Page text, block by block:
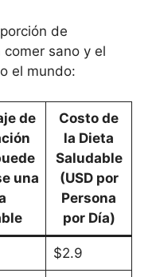
de
sano y el
el mundo:
de
una
Costo de
la Dieta
Saludable
(USD por
Persona
por Día)
$2.9